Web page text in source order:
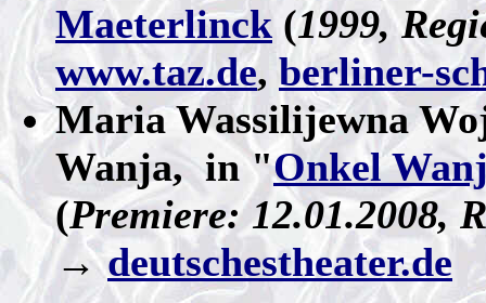
Maeterlinck (1999,
www.taz.de,berliner-
Maria Wassilijewna
Wanja, in "Onkel
(Premiere: 12.01.2008,
→deutschestheater.de